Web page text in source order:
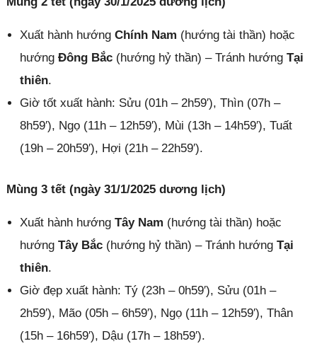
Xuất hành hướng Chính Nam (hướng tài thần) hoặc
hướng Đông Bắc(hướng hỷ thần) – Tránh hướng Tại
thiên.
Giờ tốt xuất hành: Sửu (01h – 2h59′), Thìn (07h –
8h59′), Ngọ (11h – 12h59′), Mùi (13h – 14h59′), Tuất
(19h – 20h59′), Hợi (21h – 22h59′).
Mùng 3 tết (ngày 31/1/2025 dương lịch)
Xuất hành hướng Tây Nam (hướng tài thần) hoặc
hướng Tây Bắc(hướng hỷ thần) – Tránh hướng Tại
thiên.
Giờ đẹp xuất hành: Tý (23h – 0h59′), Sửu (01h –
2h59′), Mão (05h – 6h59′), Ngọ (11h – 12h59′), Thân
(15h – 16h59′), Dậu (17h – 18h59′).